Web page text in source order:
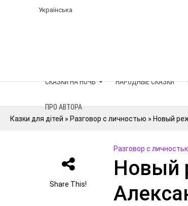
Українська
СКАЗКИ НА НОЧЬ НАРОДНЫЕ СКАЗКИ
ПРО АВТОРА
Казки для дітей » Разговор с личностью » Новый
Share This!
Разговор с
Новый